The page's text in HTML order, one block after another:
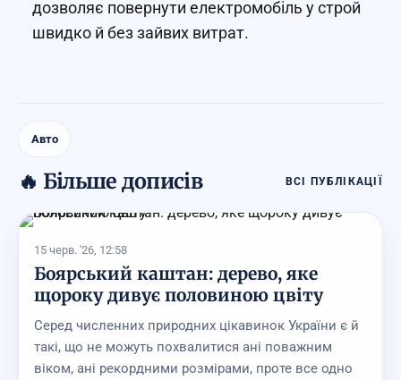
дозволяє повернути електромобіль у строй
швидко й без зайвих витрат.
Авто
🔥 Більше дописів ВСІ ПУБЛІКАЦІЇ
15 черв. '26, 12:58
Боярський каштан: дерево, яке
щороку дивує половиною цвіту
Серед численних природних цікавинок України є й
такі, що не можуть похвалитися ані поважним
віком, ані рекордними розмірами, проте все одно